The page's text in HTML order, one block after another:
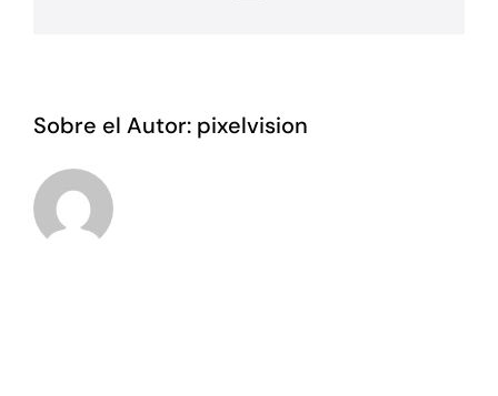
Sobre el Autor: pixelvision